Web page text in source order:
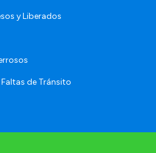
y Liberados
de Tránsito